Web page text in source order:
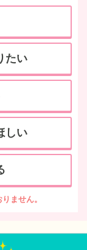
たい
しい
ません。